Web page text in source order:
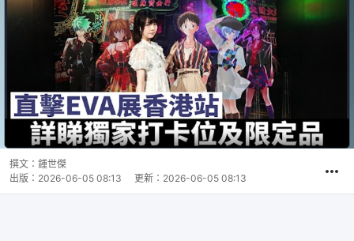
撰文： 鍾世傑
出版： 2026-06-05 08:13 更新： 2026-06-05 08:13